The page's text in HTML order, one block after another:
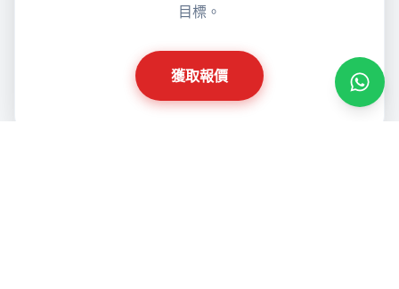
目標。
獲取報價
透過